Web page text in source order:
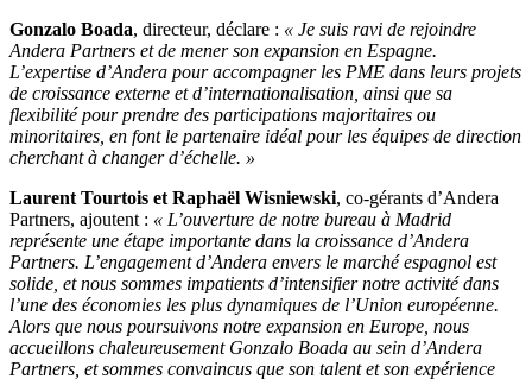
Gonzalo Boada, directeur, déclare : « Je suis ravi de rejoindre
Andera Partners et de mener son expansion en Espagne.
L’expertise d’Andera pour accompagner les PME dans leurs projets
de croissance externe et d’internationalisation, ainsi que sa
flexibilité pour prendre des participations majoritaires ou
minoritaires, en font le partenaire idéal pour les équipes de direction
cherchant à changer d’échelle. »
Laurent Tourtois et Raphaël Wisniewski, co-gérants d’Andera
Partners, ajoutent : « L’ouverture de notre bureau à Madrid
représente une étape importante dans la croissance d’Andera
Partners. L’engagement d’Andera envers le marché espagnol est
solide, et nous sommes impatients d’intensifier notre activité dans
l’une des économies les plus dynamiques de l’Union européenne.
Alors que nous poursuivons notre expansion en Europe, nous
accueillons chaleureusement Gonzalo Boada au sein d’Andera
Partners, et sommes convaincus que son talent et son expérience